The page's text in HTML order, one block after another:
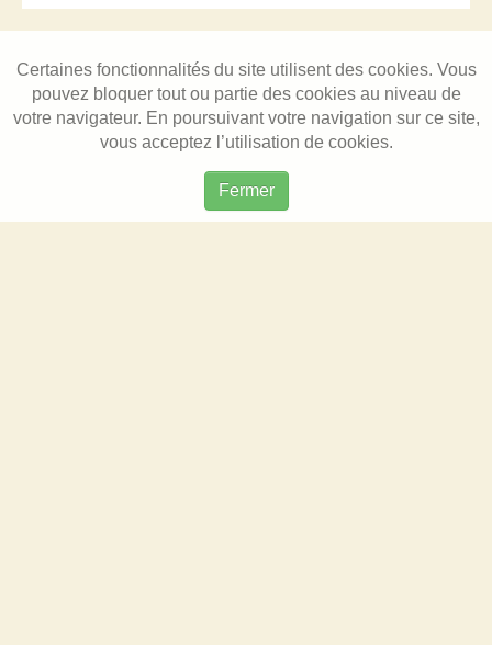
Certaines fonctionnalités du site utilisent des cookies. Vous
pouvez bloquer tout ou partie des cookies au niveau de
votre navigateur. En poursuivant votre navigation sur ce site,
vous acceptez l’utilisation de cookies.
Fermer